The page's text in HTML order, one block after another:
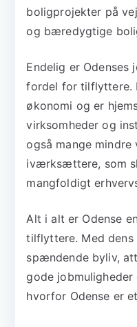
boligprojekter på
og bæredygtige
Endelig er Odenses
fordel for tilflyttere.
økonomi og er
virksomheder og
også mange mindre
iværksættere, som
mangfoldigt
Alt i alt er Odense
tilflyttere. Med dens
spændende byliv,
gode
hvorfor Odense er